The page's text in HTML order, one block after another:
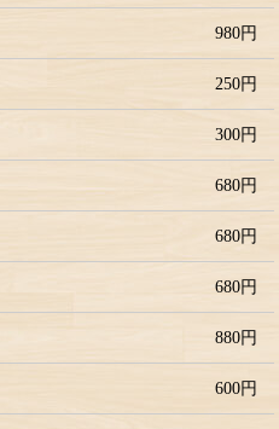
980円
250円
300円
680円
680円
680円
880円
600円